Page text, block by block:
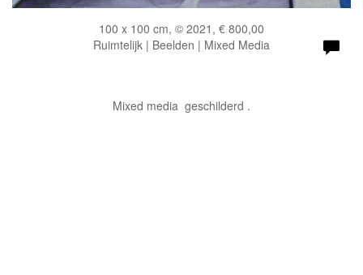
100 x 100 cm, © 2021, € 800,00
Ruimtelijk | Beelden | Mixed Media
Mixed media geschilderd .